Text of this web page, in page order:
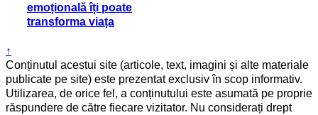
emoțională îți poate
transforma viața
↑
Conținutul acestui site (articole, text, imagini și alte materiale
publicate pe site) este prezentat exclusiv în scop informativ.
Utilizarea, de orice fel, a conținutului este asumată pe proprie
răspundere de către fiecare vizitator. Nu considerați drept